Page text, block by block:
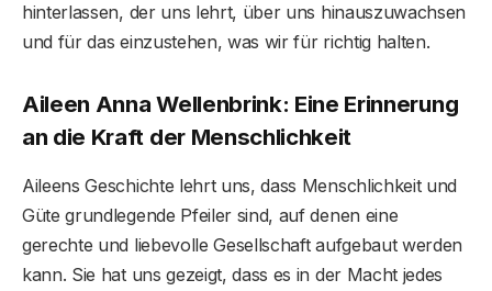
hinterlassen, der uns lehrt, über uns hinauszuwachsen
und für das einzustehen, was wir für richtig halten.
Aileen Anna Wellenbrink: Eine Erinnerung
an die Kraft der Menschlichkeit
Aileens Geschichte lehrt uns, dass Menschlichkeit und
Güte grundlegende Pfeiler sind, auf denen eine
gerechte und liebevolle Gesellschaft aufgebaut werden
kann. Sie hat uns gezeigt, dass es in der Macht jedes